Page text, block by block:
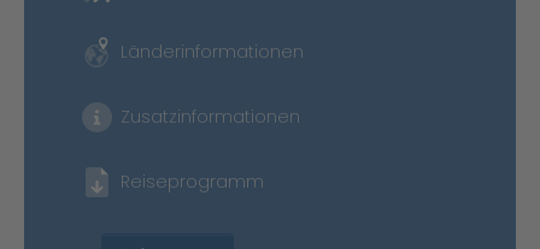
Länderinformationen
Zusatzinformationen
Reiseprogramm